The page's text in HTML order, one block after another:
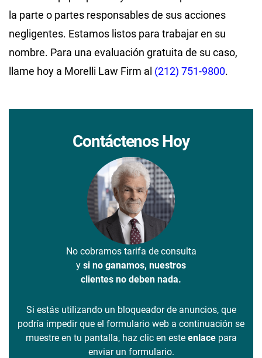
la parte o partes responsables de sus acciones
negligentes. Estamos listos para trabajar en su
nombre. Para una evaluación gratuita de su caso,
llame hoy a Morelli Law Firm al (212) 751-9800.
Contáctenos Hoy
No cobramos tarifa de consulta
y si no ganamos, nuestros
clientes no deben nada.
Si estás utilizando un bloqueador de anuncios, que
podría impedir que el formulario web a continuación se
muestre en tu pantalla, haz clic en este enlacepara
enviar un formulario.